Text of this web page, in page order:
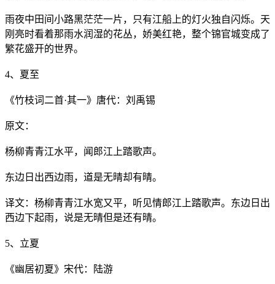
雨夜中田间小路黑茫茫一片，只有江船上的灯火独自闪烁。天
刚亮时看着那雨水润湿的花丛，娇美红艳，整个锦官城变成了
繁花盛开的世界。
4、夏至
《竹枝词二首·其一》唐代：刘禹锡
原文：
杨柳青青江水平，闻郎江上踏歌声。
东边日出西边雨，道是无晴却有晴。
译文：杨柳青青江水宽又平，听见情郎江上踏歌声。东边日出
西边下起雨，说是无晴但是还有晴。
5、立夏
《幽居初夏》宋代：陆游